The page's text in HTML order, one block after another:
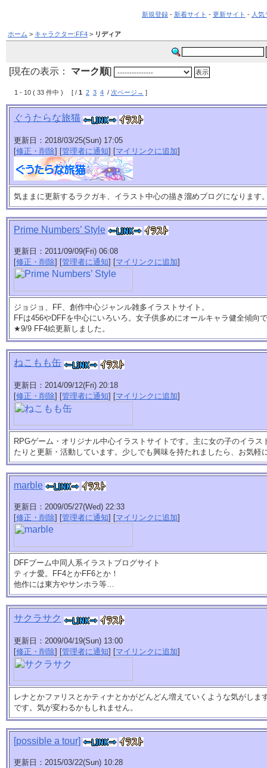
新規登録 - 新着サイト - 更新サイト - 人
ホーム > キャラクター:FF4 > リディア
[現在の表示： マーク順]
1 - 10 ( 33 件中 ) [ / 1 2 3 4 / 次ページ→ ]
ぐうたらな旅猫
更新日：2018/03/25(Sun) 17:05
[修正・削除] [管理者に通知] [マイリンクに追加]
気ままに更新するラクガキ、イラスト中心の描き溜めブログになります
Prime Numbers’ Style
更新日：2011/09/09(Fri) 06:08
[修正・削除] [管理者に通知] [マイリンクに追加]
ジョジョ、FF、創作中心ジャンル雑多イラストサイト。
FFは456やDFFを中心にいろいろ。女子供多めにオールキャラ健全傾向
★9/9 FF4絵更新しました。
ねこもも缶
更新日：2014/09/12(Fri) 20:18
[修正・削除] [管理者に通知] [マイリンクに追加]
RPGゲーム・オリジナル中心イラストサイトです。主に女の子のイラ
たりと更新・活動しています。少しでも興味を持たれましたら、お気
marble
更新日：2009/05/27(Wed) 22:33
[修正・削除] [管理者に通知] [マイリンクに追加]
DFFブーム中同人系イラストブログサイト
ティナ愛。FF4とかFF6とか！
他作には東方やサンホラ等…
サクラサク
更新日：2009/04/19(Sun) 13:00
[修正・削除] [管理者に通知] [マイリンクに追加]
レナとかファリスとかティナとかがどんどん増えていくような気がしま
です。気が変わるかもしれません。
[possible a tour]
更新日：2015/03/22(Sun) 10:28